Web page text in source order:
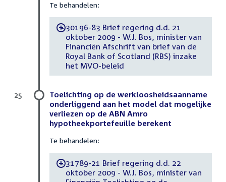
Te behandelen:
-30196-83 Brief regering d.d. 21
oktober 2009 - W.J. Bos, minister van
Financiën Afschrift van brief van de
Royal Bank of Scotland (RBS) inzake
het MVO-beleid
Toelichting op de werkloosheidsaanname
onderliggend aan het model dat mogelijke
verliezen op de ABN Amro
hypotheekportefeuille berekent
Te behandelen:
-31789-21 Brief regering d.d. 22
oktober 2009 - W.J. Bos, minister van
25